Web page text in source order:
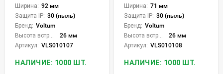
Ширина: 92 мм
Защита IP: 30 (пыль)
Бренд: Voltum
Высота встройки:
26 мм
Артикул: VLS010107
НАЛИЧИЕ: 1000 ШТ.
Ширина: 71 мм
Защита IP: 30 (пыль)
Бренд: Voltum
Высота встройки:
26 мм
Артикул: VLS010108
НАЛИЧИЕ: 1000 ШТ.